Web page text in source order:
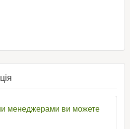
менеджерами ви можете